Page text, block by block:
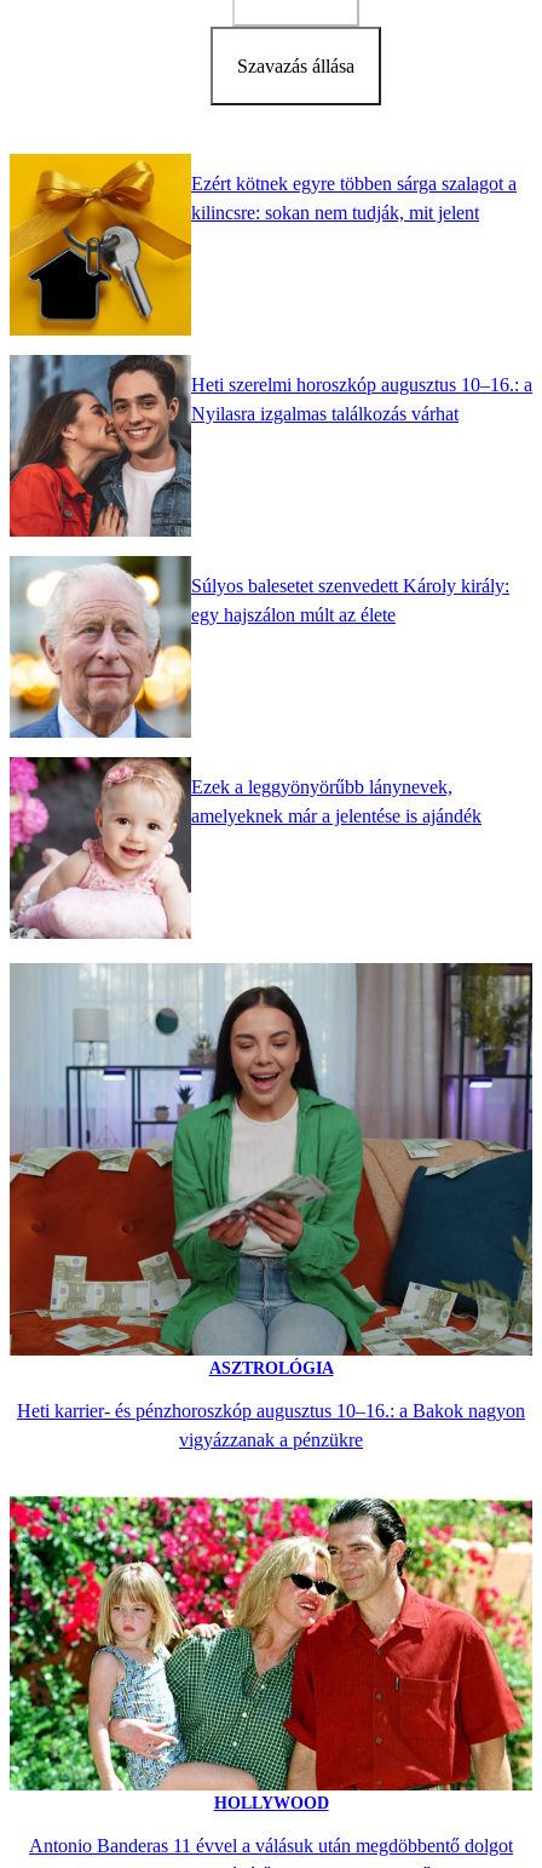
Szavazás állása
Ezért kötnek egyre többen sárga szalagot a
kilincsre: sokan nem tudják, mit jelent
Heti szerelmi horoszkóp augusztus 10–16.: a
Nyilasra izgalmas találkozás várhat
Súlyos balesetet szenvedett Károly király:
egy hajszálon múlt az élete
Ezek a leggyönyörűbb lánynevek,
amelyeknek már a jelentése is ajándék
ASZTROLÓGIA
Heti karrier- és pénzhoroszkóp augusztus 10–16.: a Bakok nagyon
vigyázzanak a pénzükre
HOLLYWOOD
Antonio Banderas 11 évvel a válásuk után megdöbbentő dolgot